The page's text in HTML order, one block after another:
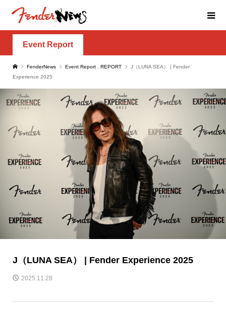
Event Report
FenderNews Event Report REPORT
J（LUNA SEA） | Fender
Experience 2025
J（LUNA SEA） | Fender Experience 2025
2025.11.28